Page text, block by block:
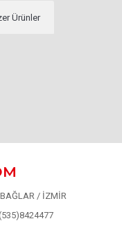
Ürünler
/ İZMİR